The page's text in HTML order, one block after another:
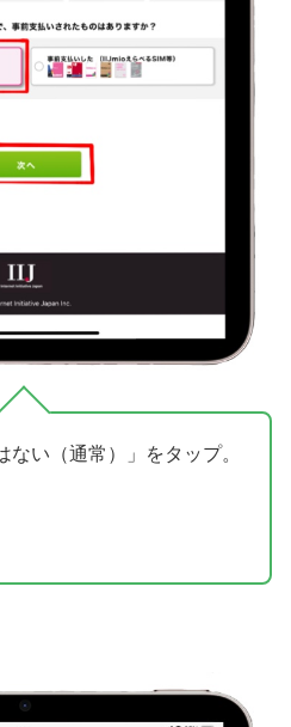
ない（通常）」をタップ。